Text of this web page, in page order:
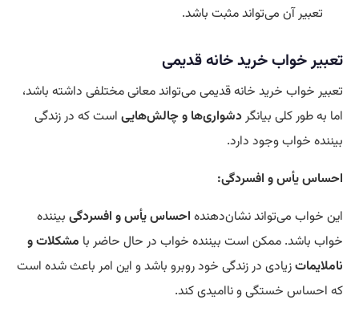
تعبیر آن می‌تواند مثبت باشد.
تعبیر خواب خرید خانه قدیمی
تعبیر خواب خرید خانه قدیمی می‌تواند معانی مختلفی داشته باشد،
اما به طور کلی بیانگردشواری‌ها و چالش‌هایی است که در زندگی
بیننده خواب وجود دارد.
احساس یأس و افسردگی:
این خواب می‌تواند نشان‌دهنده احساس یأس و افسردگی بیننده
خواب باشد. ممکن است بیننده خواب در حال حاضر با مشکلات و
ناملایماتزیادی در زندگی خود روبرو باشد و این امر باعث شده است
که احساس خستگی و ناامیدی کند.